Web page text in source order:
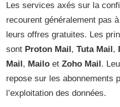
Les services axés sur la
recourent généralement pas
leurs offres gratuites. Les
sont Proton Mail, Tuta Mail,
Mail, Mailo et Zoho Mail.
repose sur les abonnements
l’exploitation des données.